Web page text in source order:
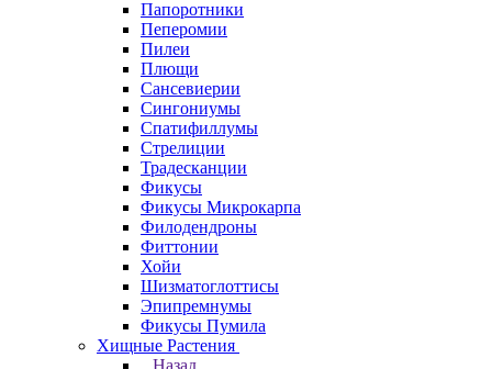
Папоротники
Пеперомии
Пилеи
Плющи
Сансевиерии
Сингониумы
Спатифиллумы
Стрелиции
Традесканции
Фикусы
Фикусы Микрокарпа
Филодендроны
Фиттонии
Хойи
Шизматоглоттисы
Эпипремнумы
Фикусы Пумила
Хищные Растения
Назад